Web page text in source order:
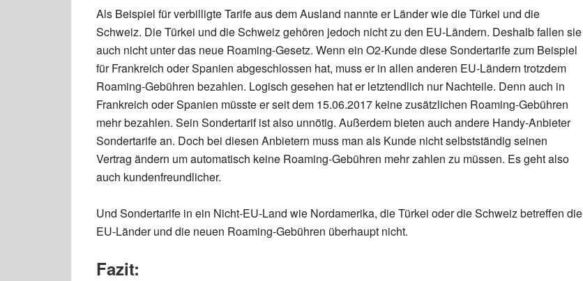
Als Beispiel für verbilligte Tarife aus dem Ausland nannte er Länder wie die Türkei und die
Schweiz. Die Türkei und die Schweiz gehören jedoch nicht zu den EU-Ländern. Deshalb fallen sie
auch nicht unter das neue Roaming-Gesetz. Wenn ein O2-Kunde diese Sondertarife zum Beispiel
für Frankreich oder Spanien abgeschlossen hat, muss er in allen anderen EU-Ländern trotzdem
Roaming-Gebühren bezahlen. Logisch gesehen hat er letztendlich nur Nachteile. Denn auch in
Frankreich oder Spanien müsste er seit dem 15.06.2017 keine zusätzlichen Roaming-Gebühren
mehr bezahlen. Sein Sondertarif ist also unnötig. Außerdem bieten auch andere Handy-Anbieter
Sondertarife an. Doch bei diesen Anbietern muss man als Kunde nicht selbstständig seinen
Vertrag ändern um automatisch keine Roaming-Gebühren mehr zahlen zu müssen. Es geht also
auch kundenfreundlicher.
Und Sondertarife in ein Nicht-EU-Land wie Nordamerika, die Türkei oder die Schweiz betreffen die
EU-Länder und die neuen Roaming-Gebühren überhaupt nicht.
Fazit: